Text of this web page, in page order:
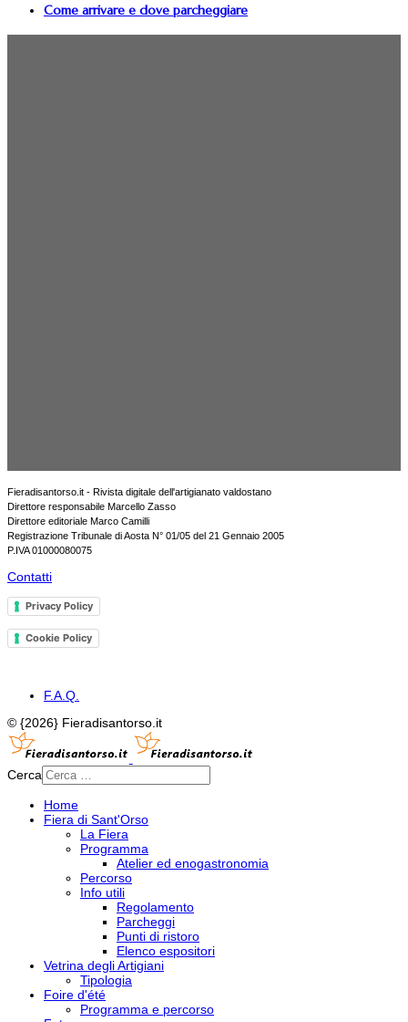
Come arrivare e dove parcheggiare
Fieradisantorso.it - Rivista digitale dell'artigianato valdostano
Direttore responsabile Marcello Zasso
Direttore editoriale Marco Camilli
Registrazione Tribunale di Aosta N° 01/05 del 21 Gennaio 2005
P.IVA 01000080075
Contatti
Privacy Policy
Cookie Policy
F.A.Q.
© {2026} Fieradisantorso.it
Cerca
Home
Fiera di Sant'Orso
La Fiera
Programma
Atelier ed enogastronomia
Percorso
Info utili
Regolamento
Parcheggi
Punti di ristoro
Elenco espositori
Vetrina degli Artigiani
Tipologia
Foire d'été
Programma e percorso